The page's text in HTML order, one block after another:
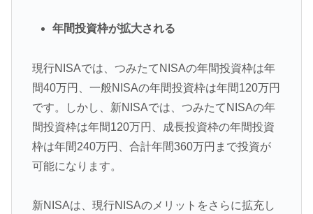
年間投資枠が拡大される
現行NISAでは、つみたてNISAの年間投資枠は年
間40万円、一般NISAの年間投資枠は年間120万円
です。しかし、新NISAでは、つみたてNISAの年
間投資枠は年間120万円、成長投資枠の年間投資
枠は年間240万円、合計年間360万円まで投資が
可能になります。
新NISAは、現行NISAのメリットをさらに拡充し